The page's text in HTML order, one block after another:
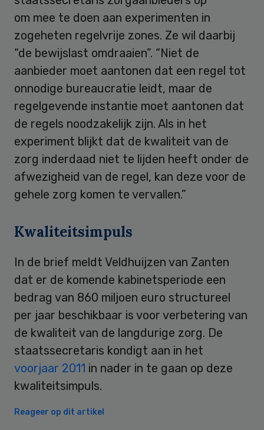
om mee te doen aan experimenten in
zogeheten regelvrije zones. Ze wil daarbij
“de bewijslast omdraaien”. “Niet de
aanbieder moet aantonen dat een regel tot
onnodige bureaucratie leidt, maar de
regelgevende instantie moet aantonen dat
de regels noodzakelijk zijn. Als in het
experiment blijkt dat de kwaliteit van de
zorg inderdaad niet te lijden heeft onder de
afwezigheid van de regel, kan deze voor de
gehele zorg komen te vervallen.”
Kwaliteitsimpuls
In de brief meldt Veldhuijzen van Zanten
dat er de komende kabinetsperiode een
bedrag van 860 miljoen euro structureel
per jaar beschikbaar is voor verbetering van
de kwaliteit van de langdurige zorg. De
staatssecretaris kondigt aan in het
voorjaar 2011 in nader in te gaan op deze
kwaliteitsimpuls.
Reageer op dit artikel